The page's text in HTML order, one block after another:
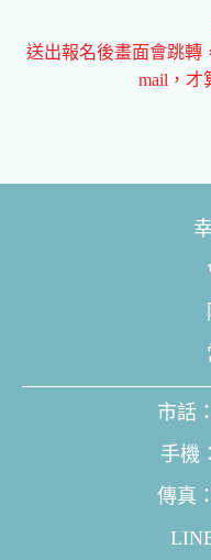
送出報名後畫面會跳轉
mail，才
市話
手機
傳真